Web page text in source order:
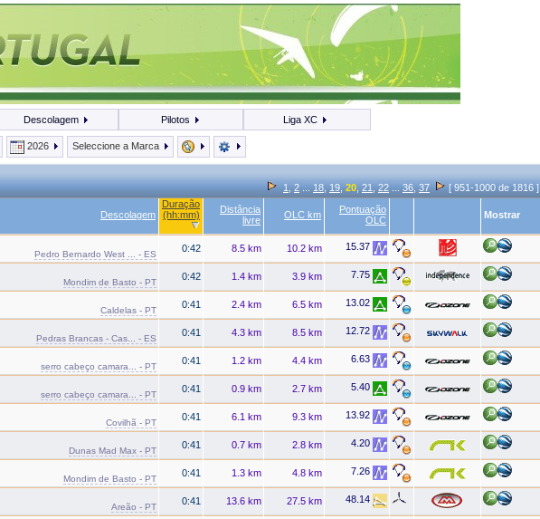
Descolagem Pilotos Liga XC
2026 Seleccione a Marca
1 2 18 19 20 21 22 36 37 [ 951-1000 de 1816 ]
Descolagem
Duração
(hh:mm)
Distância
livre
OLC km
Pontuação
OLC
Mostrar
Pedro Bernardo West ... - ES
0:42 8.5 km 10.2 km 15.37
Mondim de Basto - PT
0:42 1.4 km 3.9 km 7.75
Caldelas - PT
0:41 2.4 km 6.5 km 13.02
Pedras Brancas - Cas... - ES
0:41 4.3 km 8.5 km 12.72
serro cabeço camara... - PT
0:41 1.2 km 4.4 km 6.63
serro cabeço camara... - PT
0:41 0.9 km 2.7 km 5.40
Covilhã - PT
0:41 6.1 km 9.3 km 13.92
Dunas Mad Max - PT
0:41 0.7 km 2.8 km 4.20
Mondim de Basto - PT
0:41 1.3 km 4.8 km 7.26
Areão - PT
0:41 13.6 km 27.5 km 48.14